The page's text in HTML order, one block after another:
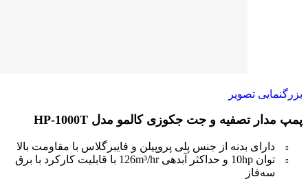
بزرگنمایی تصویر
پمپ مدار تصفیه و جت جکوزی کالمو مدل HP-1000T
دارای بدنه از جنس پلی پروپیلن و فایبرگلاس با مقاومت بالا
توان 10hp و حداکثر آبدهی 126m³/hr با قابلیت کارکرد با برق
سه‌فاز